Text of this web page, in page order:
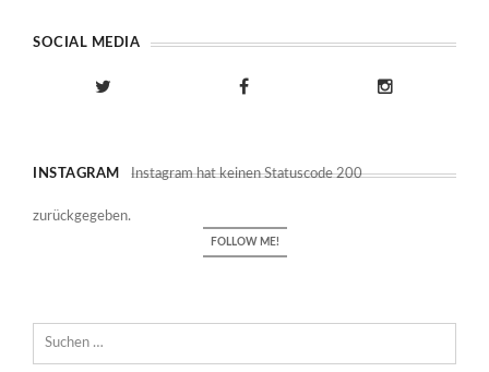
SOCIAL MEDIA
INSTAGRAM Instagram hat keinen Statuscode 200
zurückgegeben.
FOLLOW ME!